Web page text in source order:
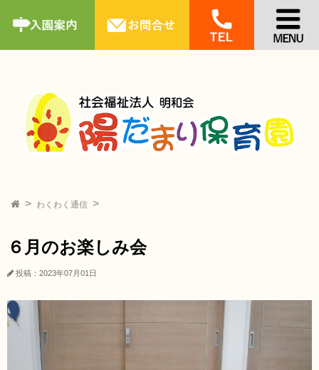
わくわく通信
６月のお楽しみ会
投稿：2023年07月01日